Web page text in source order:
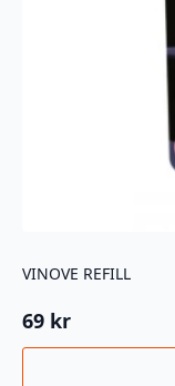
VINOVE REFILL
69 kr
Dette